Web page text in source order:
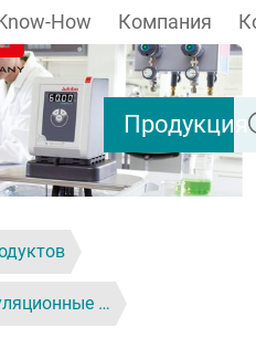
Продукция
How Компания
…